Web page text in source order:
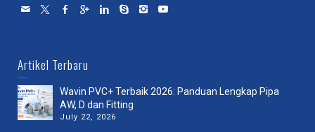
Artikel Terbaru
Wavin PVC+ Terbaik 2026: Panduan Lengkap Pipa
AW, D dan Fitting
July 22, 2026